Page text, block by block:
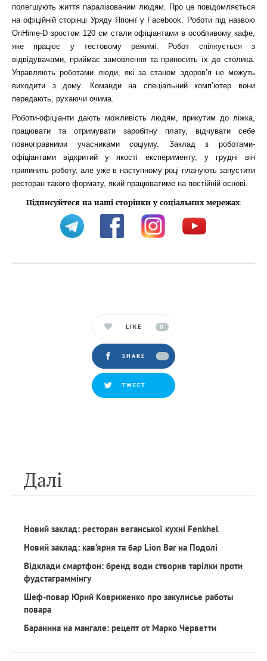
полегшують життя паралізованим людям. Про це повідомляється
на офіційній сторінці Уряду Японії у Facebook. Роботи під назвою
OriHime-D зростом 120 см стали офіціантами в особливому кафе,
яке працює у тестовому режимі. Робот спілкується з
відвідувачами, приймає замовлення та приносить їх до столика.
Управляють роботами люди, які за станом здоров’я не можуть
виходити з дому. Команди на спеціальний комп’ютер вони
передають, рухаючи очима.
Роботи-офіціанти дають можливість людям, прикутим до ліжка,
працювати та отримувати заробітну плату, відчувати себе
повноправними учасниками соціуму. Заклад з роботами-
офіціантами відкритий у якості експерименту, у грудні він
припинить роботу, але уже в наступному році планують запустити
ресторан такого формату, який працюватиме на постійній основі.
Підписуйтеся на наші сторінки у соціальних мережах:
LIKE 0
SHARE
TWEET
Далi
Новий заклад: ресторан веганської кухні Fenkhel
Новий заклад: кав‘ярня та бар Lion Bar на Подолі
Відклади смартфон: бренд води створив тарілки проти
фудстаграммінгу
Шеф-повар Юрий Ковриженко про закулисье работы
повара
Баранина на мангале: рецепт от Марко Черветти